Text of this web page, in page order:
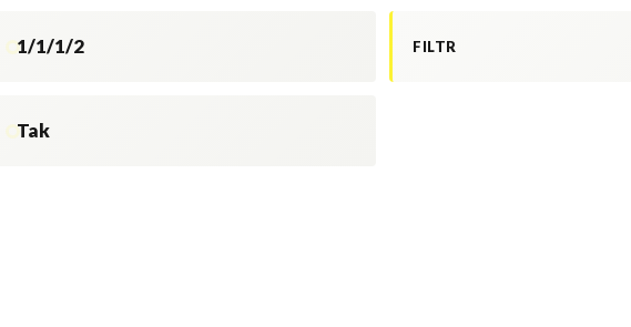
1/1/1/2 FILTR
Tak